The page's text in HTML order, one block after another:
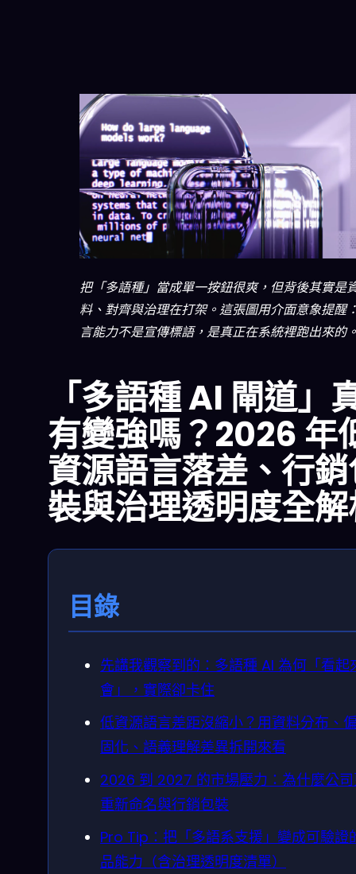
把「多語種」當成單一按鈕很爽，但背後其實是
料、對齊與治理在打架。這張圖用介面意象提醒
言能力不是宣傳標語，是真正在系統裡跑出來的
「多語種 AI 閘道」
有變強嗎？2026 年
資源語言落差、行
裝與治理透明度全
目錄
先講我觀察到的：多語種 AI 為何「看起
會」，實際卻卡住
低資源語言差距沒縮小？用資料分布、
固化、語義理解差異拆開來看
2026 到 2027 的市場壓力：為什麼公
重新命名與行銷包裝
Pro Tip：把「多語系支援」變成可驗證
品能力（含治理透明度清單）